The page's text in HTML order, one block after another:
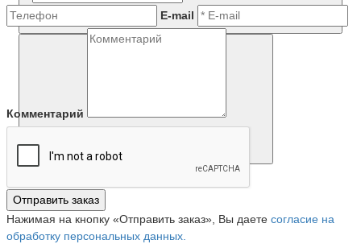
E-mail
Комментарий
Отправить заказ
Нажимая на кнопку «Отправить заказ», Вы даете согласие на
обработку персональных данных.